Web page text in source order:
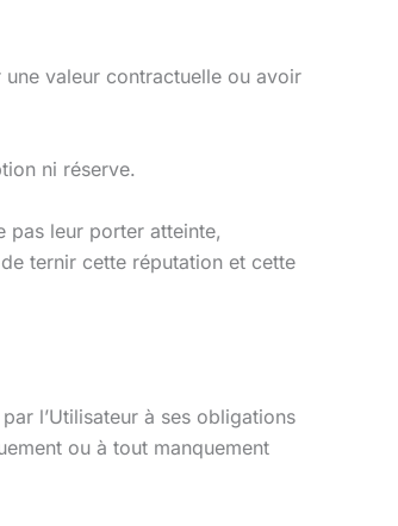
valeur contractuelle ou avoir
ni réserve.
pas leur porter atteinte,
ternir cette réputation et cette
l’Utilisateur à ses obligations
ou à tout manquement